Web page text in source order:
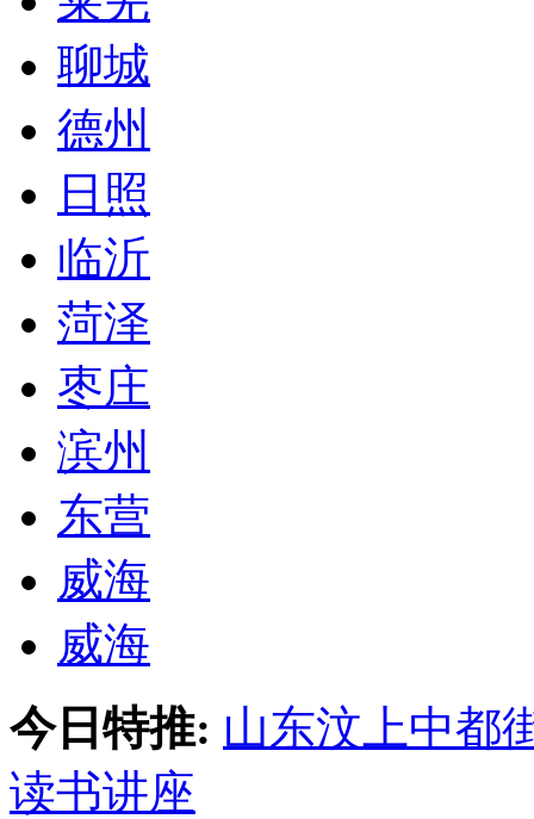
聊城
德州
日照
临沂
菏泽
枣庄
滨州
东营
威海
威海
今日特推: 山东汶上中都
读书讲座